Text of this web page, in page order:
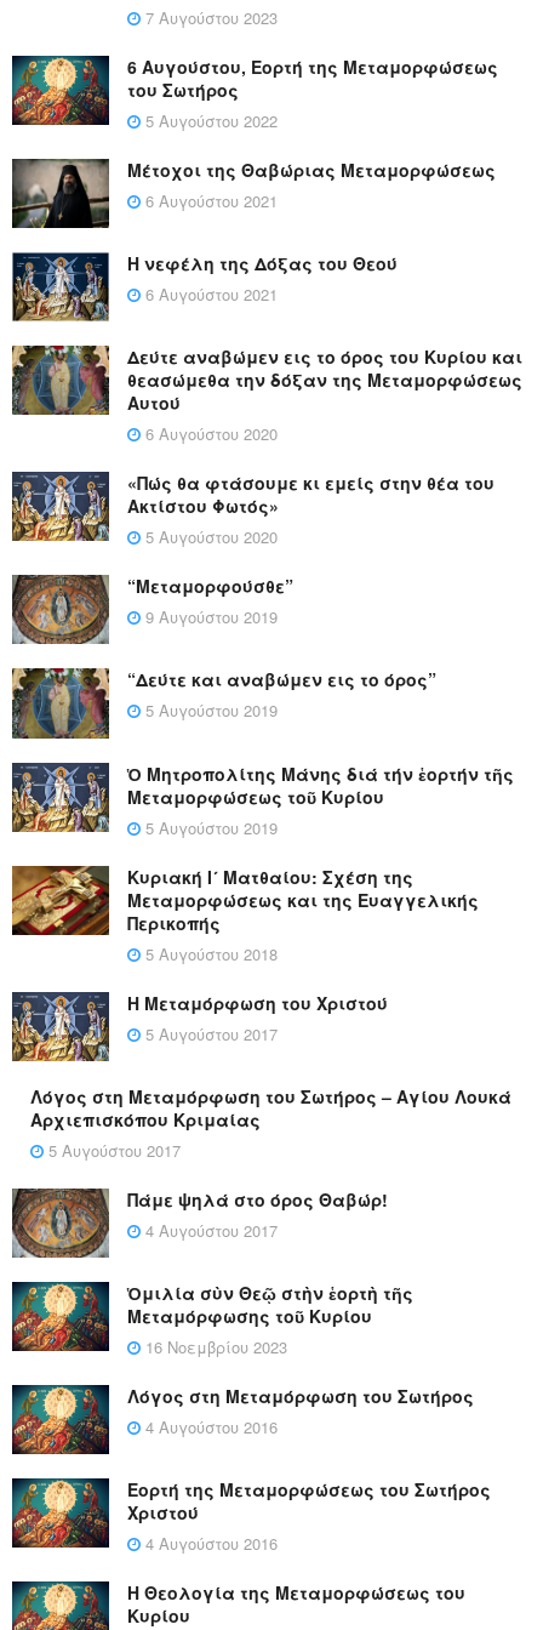
7 Αυγούστου 2023
6 Αυγούστου, Εορτή της Μεταμορφώσεως
του Σωτήρος
5 Αυγούστου 2022
Μέτοχοι της Θαβώριας Μεταμορφώσεως
6 Αυγούστου 2021
Η νεφέλη της Δόξας του Θεού
6 Αυγούστου 2021
Δεύτε αναβώμεν εις το όρος του Κυρίου και
θεασώμεθα την δόξαν της Μεταμορφώσεως
Αυτού
6 Αυγούστου 2020
«Πώς θα φτάσουμε κι εμείς στην θέα του
Ακτίστου Φωτός»
5 Αυγούστου 2020
“Μεταμορφούσθε”
9 Αυγούστου 2019
“Δεύτε και αναβώμεν εις το όρος”
5 Αυγούστου 2019
Ὁ Μητροπολίτης Μάνης διά τήν ἑορτήν τῆς
Μεταμορφώσεως τοῦ Κυρίου
5 Αυγούστου 2019
Κυριακή Ι´ Ματθαίου: Σχέση της
Μεταμορφώσεως και της Ευαγγελικής
Περικοπής
5 Αυγούστου 2018
Η Μεταμόρφωση του Χριστού
5 Αυγούστου 2017
Λόγος στη Μεταμόρφωση του Σωτήρος – Αγίου Λουκά
Αρχιεπισκόπου Κριμαίας
5 Αυγούστου 2017
Πάμε ψηλά στο όρος Θαβώρ!
4 Αυγούστου 2017
Ὁμιλία σὺν Θεῷ στὴν ἑορτὴ τῆς
Μεταμόρφωσης τοῦ Κυρίου
16 Νοεμβρίου 2023
Λόγος στη Μεταμόρφωση του Σωτήρος
4 Αυγούστου 2016
Εορτή της Μεταμορφώσεως του Σωτήρος
Χριστού
4 Αυγούστου 2016
Η Θεολογία της Μεταμορφώσεως του
Κυρίου